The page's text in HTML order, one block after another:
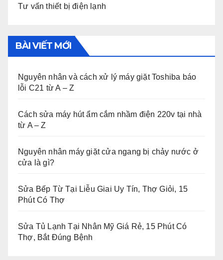
Tư vấn thiết bị điện lạnh
BÀI VIẾT MỚI
Nguyên nhân và cách xử lý máy giặt Toshiba báo
lỗi C21 từ A – Z
Cách sửa máy hút ẩm cắm nhầm điện 220v tại nhà
từ A – Z
Nguyên nhân máy giặt cửa ngang bị chảy nước ở
cửa là gì?
Sửa Bếp Từ Tại Liễu Giai Uy Tín, Thợ Giỏi, 15
Phút Có Thợ
Sửa Tủ Lạnh Tại Nhân Mỹ Giá Rẻ, 15 Phút Có
Thợ, Bắt Đúng Bệnh